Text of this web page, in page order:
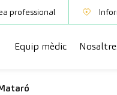
professional
Equip mèdic